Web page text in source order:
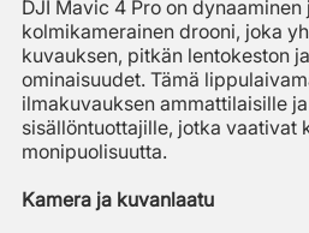
DJI Mavic 4 Pro on
kolmikamerainen drooni, joka
kuvauksen, pitkän lentokeston
ominaisuudet. Tämä
ilmakuvauksen ammattilaisille
sisällöntuottajille, jotka vaativat
monipuolisuutta.
Kamera ja kuvanlaatu